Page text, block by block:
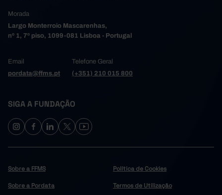
Morada
Largo Monterroio Mascarenhas,
nº 1, 7º piso, 1099-081 Lisboa - Portugal
Email
pordata@ffms.pt
Telefone Geral
(+351) 210 015 800
SIGA A FUNDAÇÃO
Sobre a FFMS
Sobre a Pordata
Política de Cookies
Termos de Utilização